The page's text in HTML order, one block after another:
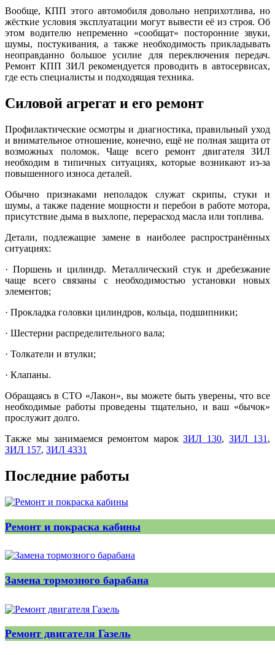
Вообще, КПП этого автомобиля довольно неприхотлива, но
жёсткие условия эксплуатации могут вывести её из строя. Об
этом водителю непременно «сообщат» посторонние звуки,
шумы, постукивания, а также необходимость прикладывать
неоправданно большое усилие для переключения передач.
Ремонт КПП ЗИЛ рекомендуется проводить в автосервисах,
где есть специалисты и подходящая техника.
Силовой агрегат и его ремонт
Профилактические осмотры и диагностика, правильный уход
и внимательное отношение, конечно, ещё не полная защита от
возможных поломок. Чаще всего ремонт двигателя ЗИЛ
необходим в типичных ситуациях, которые возникают из-за
повышенного износа деталей.
Обычно признаками неполадок служат скрипы, стуки и
шумы, а также падение мощности и перебои в работе мотора,
присутствие дыма в выхлопе, перерасход масла или топлива.
Детали, подлежащие замене в наиболее распространённых
ситуациях:
· Поршень и цилиндр. Металлический стук и дребезжание
чаще всего связаны с необходимостью установки новых
элементов;
· Прокладка головки цилиндров, кольца, подшипники;
· Шестерни распределительного вала;
· Толкатели и втулки;
· Клапаны.
Обращаясь в СТО «Лакон», вы можете быть уверены, что все
необходимые работы проведены тщательно, и ваш «бычок»
прослужит долго.
Также мы занимаемся ремонтом марокЗИЛ 130,ЗИЛ 131 ,
ЗИЛ 157, ЗИЛ 4331
Последние работы
Ремонт и покраска кабины
Замена тормозного барабана
Ремонт двигателя Газель